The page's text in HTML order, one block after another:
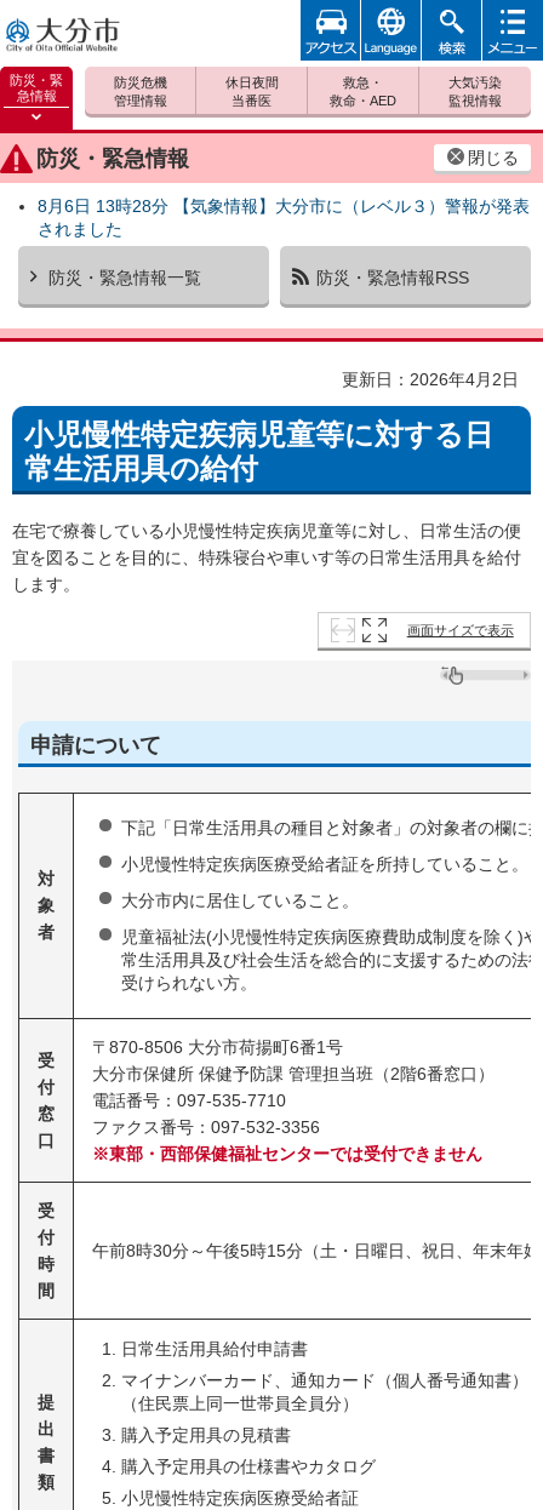
大分市
防災・緊
急情報
防災緊
急情報
を開く
防災・緊急情報 閉じる
8月6日 13時28分 【気象情報】大分市に（レベル３）警報が発表
されました
防災・緊急情報一覧 防災・緊急情報RSS
防災危機
管理情報
休日夜間
当番医
救急・
救命・AED
大気汚染
監視情報
アクセ
ス
foreign 検索
メニュ
更新日：2026年4月2日
小児慢性特定疾病児童等に対する日
常生活用具の給付
在宅で療養している小児慢性特定疾病児童等に対し、日常生活の便
宜を図ることを目的に、特殊寝台や車いす等の日常生活用具を給付
します。
画面サイズで表示
申請について
対
象
者
下記「日常生活用具の種目と対象者」の対象者の欄に
小児慢性特定疾病医療受給者証を所持していること。
大分市内に居住していること。
児童福祉法(小児慢性特定疾病医療費助成制度を除く)
常生活用具及び社会生活を総合的に支援するための法
受けられない方。
受
付
窓
口
〒870-8506 大分市荷揚町6番1号
大分市保健所 保健予防課 管理担当班（2階6番窓口）
電話番号：097-535-7710
ファクス番号：097-532-3356
※東部・西部保健福祉センターでは受付できません
受
付
時
間
午前8時30分～午後5時15分（土・日曜日、祝日、年末年
提
出
書
類
日常生活用具給付申請書
マイナンバーカード、通知カード（個人番号通知書）
（住民票上同一世帯員全員分）
購入予定用具の見積書
購入予定用具の仕様書やカタログ
小児慢性特定疾病医療受給者証